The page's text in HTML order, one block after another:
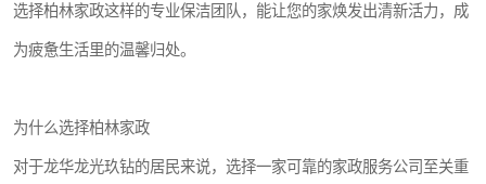
选择柏林家政这样的专业保洁团队，能让您的家焕发出清新活力，成
为疲惫生活里的温馨归处。
为什么选择柏林家政
对于龙华龙光玖钻的居民来说，选择一家可靠的家政服务公司至关重